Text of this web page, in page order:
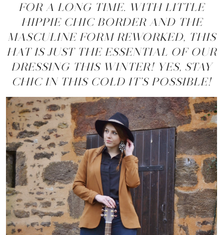
FOR A LONG TIME. WITH LITTLE
HIPPIE CHIC BORDER AND THE
MASCULINE FORM REWORKED, THIS
HAT IS JUST THE ESSENTIAL OF OUR
DRESSING THIS WINTER! YES, STAY
CHIC IN THIS COLD IT’S POSSIBLE!